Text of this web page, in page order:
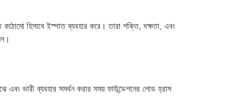
হিসাবে ইস্পাত ব্যবহার করে। তারা শক্তি, দক্ষতা, এবং
ভারী ব্যবহার সমর্থন করার সময় ফাউন্ডেশনের লোড হ্রাস